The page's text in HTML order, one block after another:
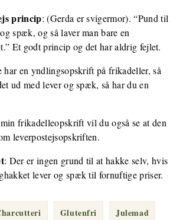
princip: (Gerda er svigermor). “Pund til
spæk, og så laver man bare en
Et godt princip og det har aldrig fejlet.
har en yndlingsopskrift på frikadeller, så
ud med lever og spæk, så har du en
frikadelleopskrift vil du også se at den
leverpostejsopskriften.
: Der er ingen grund til at hakke selv, hvis
lever og spæk til fornuftige priser.
Glutenfri Julemad